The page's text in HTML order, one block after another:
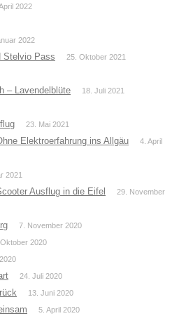
2022
2022
Stelvio Pass 25. Oktober 2021
– Lavendelblüte 18. Juli 2021
23. Mai 2021
Elektroerfahrung ins Allgäu
4. April
2021
Ausflug in die Eifel
29. November
7. November 2020
2020
24. Juli 2020
13. Juni 2020
5. April 2020